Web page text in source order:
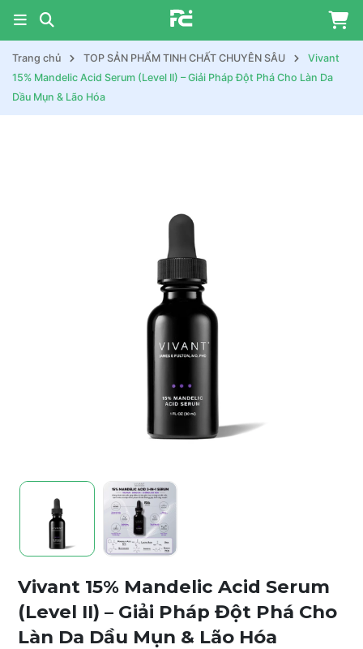
Trang chủ TOP SẢN PHẨM TINH CHẤT CHUYÊN SÂU
Vivant
15% Mandelic Acid Serum (Level II) – Giải Pháp Đột Phá Cho Làn Da
Dầu Mụn & Lão Hóa
Vivant 15% Mandelic Acid Serum
(Level II) – Giải Pháp Đột Phá Cho
Làn Da Dầu Mụn & Lão Hóa